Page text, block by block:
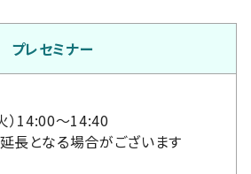
プレセミナー
）14:00～14:40
長となる場合がございます